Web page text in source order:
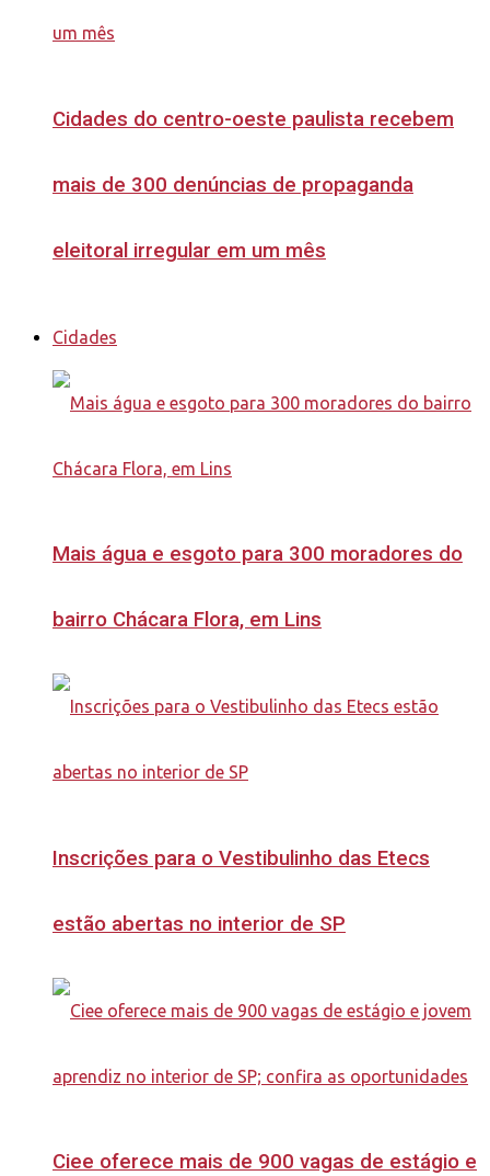
Cidades do centro-oeste paulista recebem
mais de 300 denúncias de propaganda
eleitoral irregular em um mês
Cidades
Mais água e esgoto para 300 moradores do
bairro Chácara Flora, em Lins
Inscrições para o Vestibulinho das Etecs
estão abertas no interior de SP
Ciee oferece mais de 900 vagas de estágio e